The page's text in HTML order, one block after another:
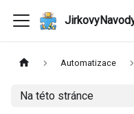
Automatizace
Na této stránce